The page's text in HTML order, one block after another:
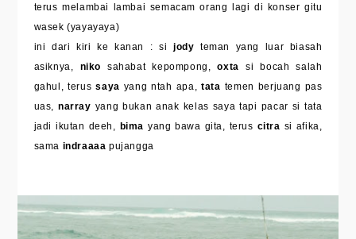
terus melambai lambai semacam orang lagi di konser gitu
wasek (yayayaya)
ini dari kiri ke kanan : si jody teman yang luar biasah
asiknya, niko sahabat kepompong,oxta
si bocah salah
gahul, terussaya yang ntah apa, tata temen berjuang pas
uas,narray yang bukan anak kelas saya tapi pacar si tata
jadi ikutan deeh, bima yang bawa gita, terus citra si afika,
sama indraaaa pujangga